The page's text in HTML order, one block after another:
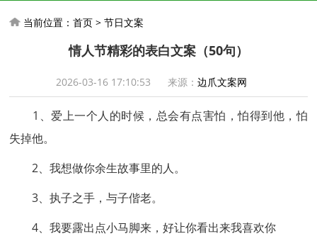
当前位置：首页 >节日文案
情人节精彩的表白文案（50句）
2026-03-16 17:10:53 来源： 边爪文案网
1、爱上一个人的时候，总会有点害怕，怕得到他，怕
失掉他。
2、我想做你余生故事里的人。
3、执子之手，与子偕老。
4、我要露出点小马脚来，好让你看出来我喜欢你